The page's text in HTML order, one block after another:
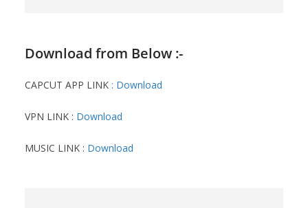
Download from Below :-
CAPCUT APP LINK : Download
VPN LINK : Download
MUSIC LINK : Download